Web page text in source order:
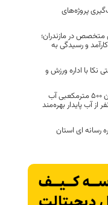
پروژه‌های
متخصص در مازندران؛
و رسیدگی به
نکا با اداره ورزش و
آغاز عملیات اجرایی مخزن ۵۰۰ مترمکعبی آب
شرب سوچلمای نکا / ۱۵۰۰ نفر از آب پایدار بهره‌مند
رسانه ای استان